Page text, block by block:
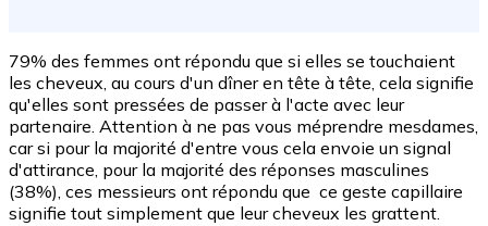
79% des femmes ont répondu que si elles se touchaient
les cheveux, au cours d'un dîner en tête à tête, cela signifie
qu'elles sont pressées de passer à l'acte avec leur
partenaire. Attention à ne pas vous méprendre mesdames,
car si pour la majorité d'entre vous cela envoie un signal
d'attirance, pour la majorité des réponses masculines
(38%), ces messieurs ont répondu que ce geste capillaire
signifie tout simplement que leur cheveux les grattent.